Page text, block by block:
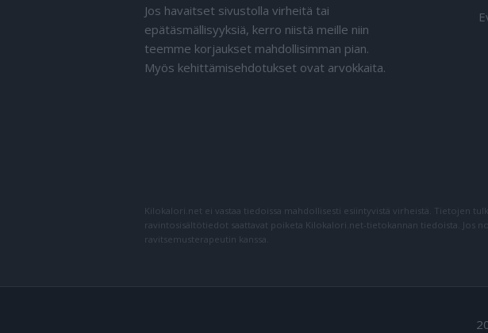
Jos havaitset sivustolla virheitä tai
epätäsmällisyyksiä, kerro niistä meille niin
teemme korjaukset mahdollisimman pian.
Myös kehittämisehdotukset ovat arvokkaita.
Kilokalori.net ei vastaa tiedoissa mahdollisesti esiintyvistä virheistä. Tietojen
ravintosisältötiedot saattavat poiketa Kilokalori.net-tietokannan tiedoista. Jos
ravitsemusterapeutin kanssa.